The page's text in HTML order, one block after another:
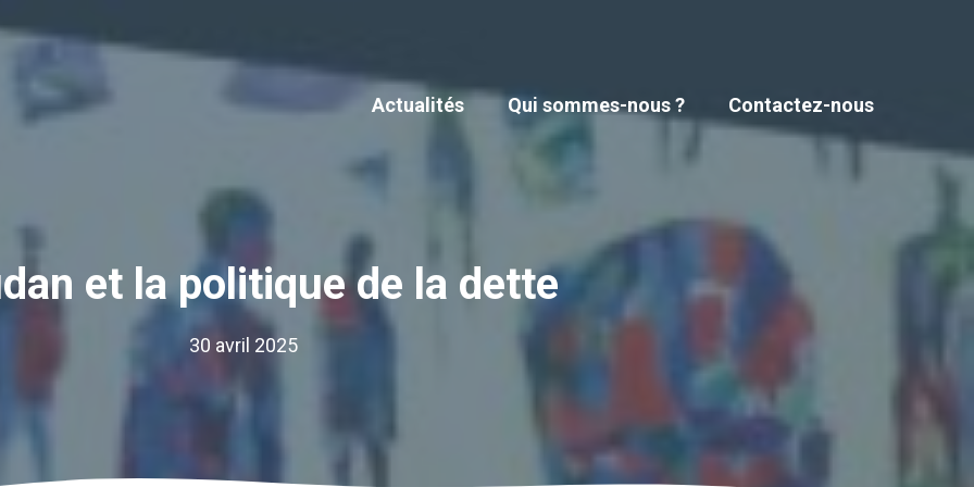
Actualités
Qui sommes-nous ? Contactez-nous
et la politique de la dette
30 avril 2025